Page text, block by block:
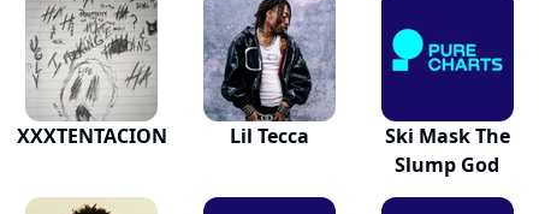
XXXTENTACION Lil Tecca
Ski Mask The
Slump God